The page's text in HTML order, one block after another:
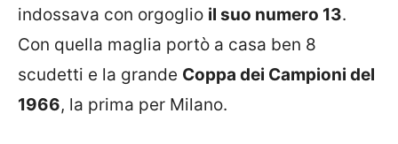
indossava con orgoglio il suo numero 13.
Con quella maglia portò a casa ben 8
scudetti e la grande Coppa dei Campioni del
1966, la prima per Milano.